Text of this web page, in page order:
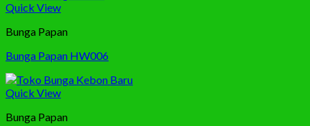
Quick View
Bunga Papan
Bunga Papan HW006
Quick View
Bunga Papan